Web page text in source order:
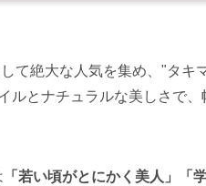
て絶大な人気を集め、"タキ
ルとナチュラルな美しさで
「若い頃がとにかく美人」「